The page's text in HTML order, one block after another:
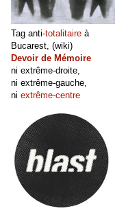
Tag anti-totalitaire à
Bucarest, (wiki)
Devoir de Mémoire
ni extrême-droite,
ni extrême-gauche,
ni extrême-centre